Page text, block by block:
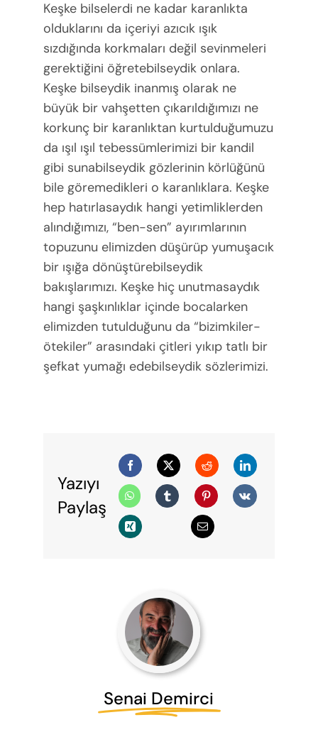
Keşke bilselerdi ne kadar karanlıkta
olduklarını da içeriyi azıcık ışık
sızdığında korkmaları değil sevinmeleri
gerektiğini öğretebilseydik onlara.
Keşke bilseydik inanmış olarak ne
büyük bir vahşetten çıkarıldığımızı ne
korkunç bir karanlıktan kurtulduğumuzu
da ışıl ışıl tebessümlerimizi bir kandil
gibi sunabilseydik gözlerinin körlüğünü
bile göremedikleri o karanlıklara. Keşke
hep hatırlasaydık hangi yetimliklerden
alındığımızı, “ben-sen” ayırımlarının
topuzunu elimizden düşürüp yumuşacık
bir ışığa dönüştürebilseydik
bakışlarımızı. Keşke hiç unutmasaydık
hangi şaşkınlıklar içinde bocalarken
elimizden tutulduğunu da “bizimkiler-
ötekiler” arasındaki çitleri yıkıp tatlı bir
şefkat yumağı edebilseydik sözlerimizi.
Yazıyı
Paylaş
Senai Demirci